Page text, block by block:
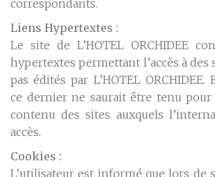
correspondants.
Liens Hypertextes :
Le site de L’HOTEL ORCHIDEE
hypertextes permettant l’accès à des
pas édités par L’HOTEL ORCHIDEE.
ce dernier ne saurait être tenu pour
contenu des sites auxquels
accès.
Cookies :
L’utilisateur est informé que lors de